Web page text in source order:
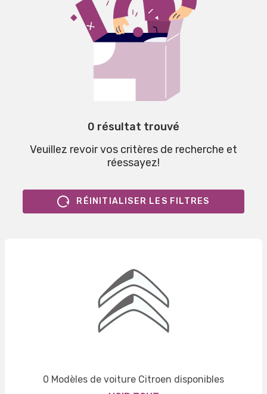
0 résultat trouvé
Veuillez revoir vos critères de recherche et
réessayez!
RÉINITIALISER LES FILTRES
0 Modèles de voiture Citroen disponibles